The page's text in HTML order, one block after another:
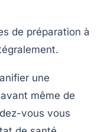
de préparation à
une
avant même de
vous vous